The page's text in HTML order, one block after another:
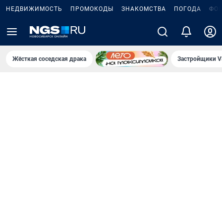
НЕДВИЖИМОСТЬ ПРОМОКОДЫ ЗНАКОМСТВА ПОГОДА
Жёсткая соседская драка Застройщики